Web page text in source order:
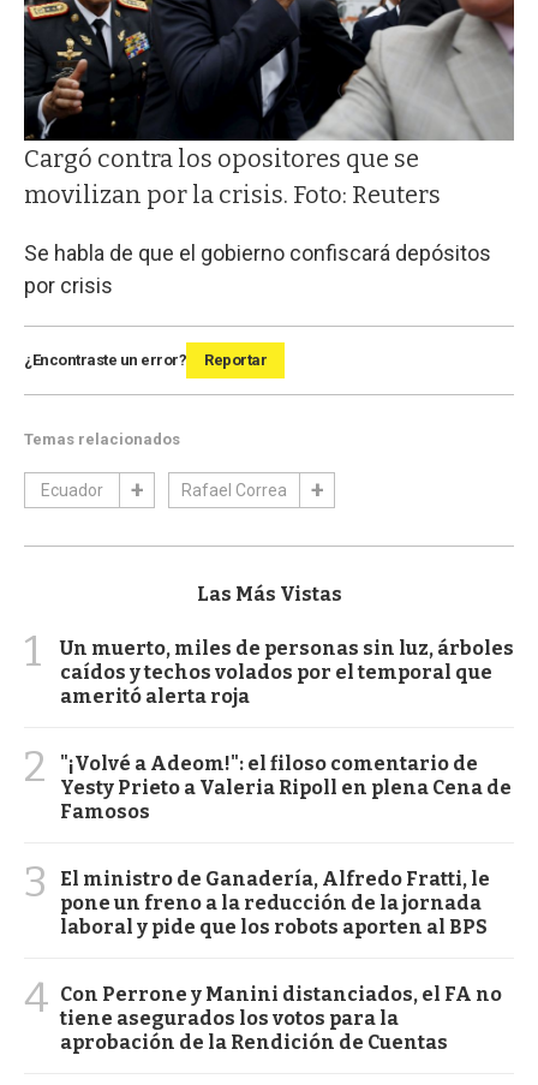
Cargó contra los opositores que se
movilizan por la crisis. Foto: Reuters
Se habla de que el gobierno confiscará depósitos
por crisis
¿Encontraste un error? Reportar
Temas relacionados
Ecuador Rafael Correa
Las Más Vistas
1
Un muerto, miles de personas sin luz, árboles
caídos y techos volados por el temporal que
ameritó alerta roja
2
"¡Volvé a Adeom!": el filoso comentario de
Yesty Prieto a Valeria Ripoll en plena Cena de
Famosos
3
El ministro de Ganadería, Alfredo Fratti, le
pone un freno a la reducción de la jornada
laboral y pide que los robots aporten al BPS
4 Con Perrone y Manini distanciados, el FA no
tiene asegurados los votos para la
aprobación de la Rendición de Cuentas